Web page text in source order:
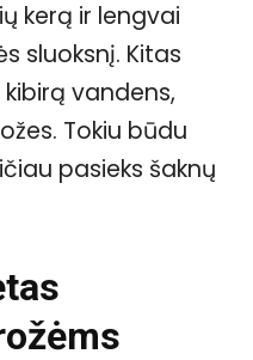
kerą ir lengvai
sluoksnį. Kitas
vandens,
Tokiu būdu
pasieks šaknų